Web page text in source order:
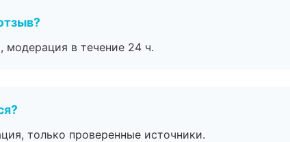
модерация в течение 24 ч.
только проверенные источники.